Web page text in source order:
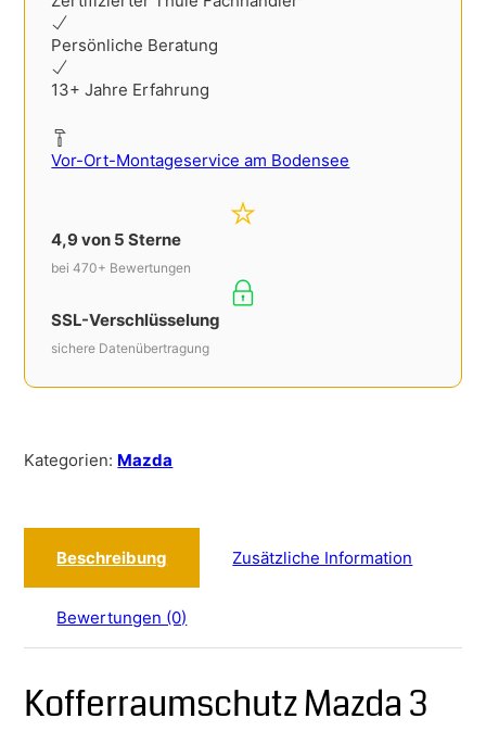
Persönliche Beratung
13+ Jahre Erfahrung
Vor-Ort-Montageservice am Bodensee
4,9 von 5 Sterne
bei 470+ Bewertungen
SSL-Verschlüsselung
sichere Datenübertragung
Kategorien: Mazda
Beschreibung Zusätzliche Information
Bewertungen (0)
Kofferraumschutz Mazda 3